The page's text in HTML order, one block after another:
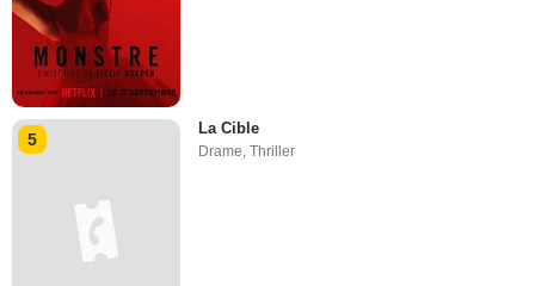
5
La Cible
Drame ,Thriller